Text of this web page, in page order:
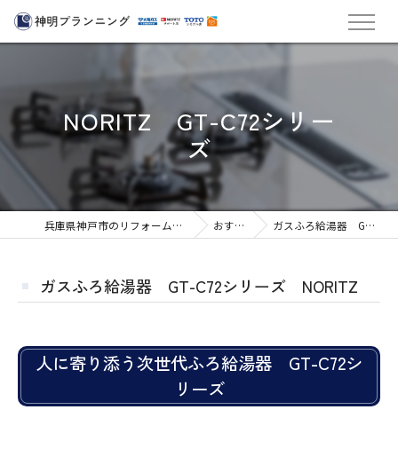
NORITZ GT-C72シリー
ズ
兵庫県神戸市のリフォームなら株式会社神明プランニング おすすめ商品 ガスふろ給湯器 GT-C72シリーズ NORITZ
ガスふろ給湯器 GT-C72シリーズ NORITZ
人に寄り添う次世代ふろ給湯器 GT-C72シ
リーズ